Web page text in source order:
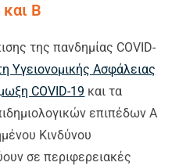
Β
της πανδημίας COVID-
Υγειονομικής Ασφάλειας
COVID-19 και τα
επιπέδων Α
Κινδύνου
σε περιφερειακές